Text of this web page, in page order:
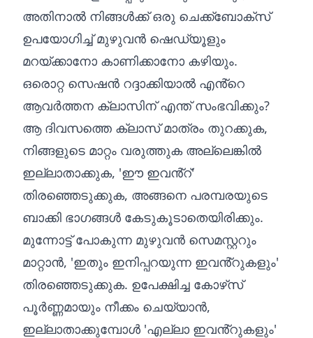
അതിനാൽ നിങ്ങൾക്ക് ഒരു ചെക്ക്ബോക്‌സ്
ഉപയോഗിച്ച് മുഴുവൻ ഷെഡ്യൂളും
മറയ്‌ക്കാനോ കാണിക്കാനോ കഴിയും.
ഒരൊറ്റ സെഷൻ റദ്ദാക്കിയാൽ എൻ്റെ
ആവർത്തന ക്ലാസിന് എന്ത് സംഭവിക്കും?
ആ ദിവസത്തെ ക്ലാസ് മാത്രം തുറക്കുക,
നിങ്ങളുടെ മാറ്റം വരുത്തുക അല്ലെങ്കിൽ
ഇല്ലാതാക്കുക, 'ഈ ഇവൻ്റ്'
തിരഞ്ഞെടുക്കുക, അങ്ങനെ പരമ്പരയുടെ
ബാക്കി ഭാഗങ്ങൾ കേടുകൂടാതെയിരിക്കും.
മുന്നോട്ട് പോകുന്ന മുഴുവൻ സെമസ്റ്ററും
മാറ്റാൻ, 'ഇതും ഇനിപ്പറയുന്ന ഇവൻ്റുകളും'
തിരഞ്ഞെടുക്കുക. ഉപേക്ഷിച്ച കോഴ്‌സ്
പൂർണ്ണമായും നീക്കം ചെയ്യാൻ,
ഇല്ലാതാക്കുമ്പോൾ 'എല്ലാ ഇവൻ്റുകളും'